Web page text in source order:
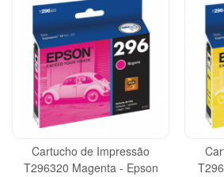
Cartucho de Impressão
T296320 Magenta - Epson